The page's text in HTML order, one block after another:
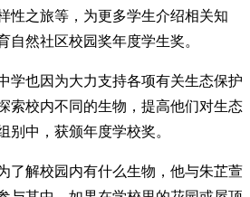
性之旅等，为更多学生介绍相关知
自然社区校园奖年度学生奖。
学也因为大力支持各项有关生态保护
索校内不同的生物，提高他们对生态
别中，获颁年度学校奖。
了解校园内有什么生物，他与朱芷萱